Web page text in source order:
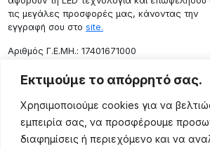
Εκτιμούμε το απόρρητό σας.
Χρησιμοποιούμε cookies για να
εμπειρία σας, να προσφέρουμε
διαφημίσεις ή περιεχόμενο και να
τις μεγάλες προσφορές μας, κάνοντας την
εγγραφή σου στο site.
Aριθμός Γ.Ε.ΜΗ.: 17401671000
Επικοινωνία
Ρόδου 133, Αθήνα 10443
(+30) 211 725 5427
sales@lightingexpert.gr